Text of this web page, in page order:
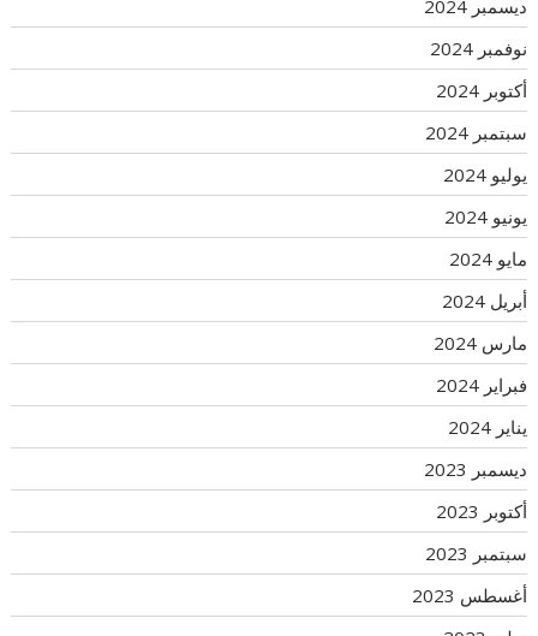
ديسمبر 2024
نوفمبر 2024
أكتوبر 2024
سبتمبر 2024
يوليو 2024
يونيو 2024
مايو 2024
أبريل 2024
مارس 2024
فبراير 2024
يناير 2024
ديسمبر 2023
أكتوبر 2023
سبتمبر 2023
أغسطس 2023